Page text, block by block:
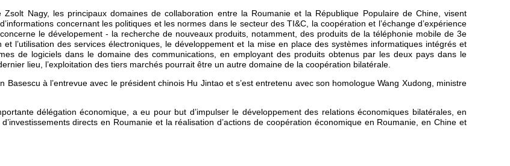
Zsolt Nagy, les principaux domaines de collaboration entre la Roumanie et la République Populaire de Chine, visent
d’informations concernant les politiques et les normes dans le secteur des TI&C, la coopération et l’échange d’expérience
le dévelopement - la recherche de nouveaux produits, notamment, des produits de la téléphonie mobile de 3e
et l’utilisation des services électroniques, le développement et la mise en place des systèmes informatiques intégrés et
de logiciels dans le domaine des communications, en employant des produits obtenus par les deux pays dans le
lieu, l’exploitation des tiers marchés pourrait être un autre domaine de la coopération bilatérale.
à l’entrevue avec le président chinois Hu Jintao et s’est entretenu avec son homologue Wang Xudong, ministre
délégation économique, a eu pour but d’impulser le développement des relations économiques bilatérales, en
directs en Roumanie et la réalisation d’actions de coopération économique en Roumanie, en Chine et